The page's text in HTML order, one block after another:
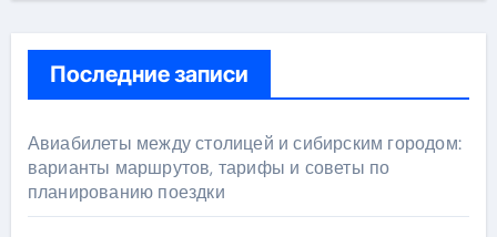
Последние записи
Авиабилеты между столицей и сибирским городом:
варианты маршрутов, тарифы и советы по
планированию поездки